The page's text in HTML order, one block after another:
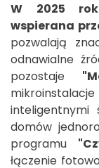
W 2025
wspierana
pozwalają
odnawialne
pozostaje
inteligentnymi
domów
programu
łączenie